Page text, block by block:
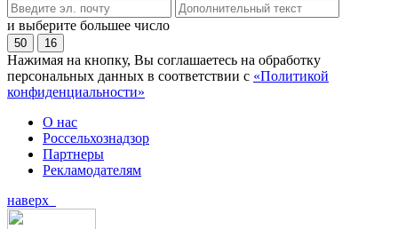
и выберите большее число
50 16
Нажимая на кнопку, Вы соглашаетесь на обработку
персональных данных в соответствии с «Политикой
конфиденциальности»
О нас
Россельхознадзор
Партнеры
Рекламодателям
наверх